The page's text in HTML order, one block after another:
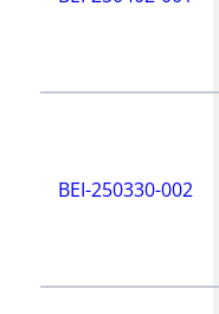
BEI-250330-002